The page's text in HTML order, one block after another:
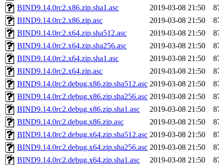
BIND9.14.0rc2.x86.zip.sha1.asc
2019-03-08 21:50
BIND9.14.0rc2.x86.zip.asc
2019-03-08 21:50
BIND9.14.0rc2.x64.zip.sha512.asc
2019-03-08 21:50
BIND9.14.0rc2.x64.zip.sha256.asc
2019-03-08 21:50
BIND9.14.0rc2.x64.zip.sha1.asc
2019-03-08 21:50
BIND9.14.0rc2.x64.zip.asc
2019-03-08 21:50
BIND9.14.0rc2.debug.x86.zip.sha512.asc 2019-03-08 21:50
BIND9.14.0rc2.debug.x86.zip.sha256.asc 2019-03-08 21:50
BIND9.14.0rc2.debug.x86.zip.sha1.asc
2019-03-08 21:50
BIND9.14.0rc2.debug.x86.zip.asc
2019-03-08 21:50
BIND9.14.0rc2.debug.x64.zip.sha512.asc 2019-03-08 21:50
BIND9.14.0rc2.debug.x64.zip.sha256.asc 2019-03-08 21:50
BIND9.14.0rc2.debug.x64.zip.sha1.asc
2019-03-08 21:50